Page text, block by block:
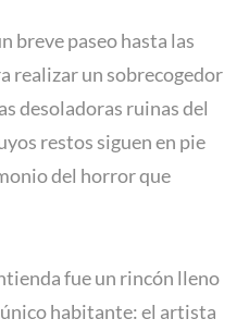
breve paseo hasta las
realizar un sobrecogedor
desoladoras ruinas del
restos siguen en pie
del horror que
fue un rincón lleno
habitante: el artista